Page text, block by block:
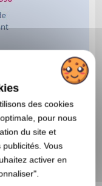
des cookies
pour nous
du site et
Vous
activer en